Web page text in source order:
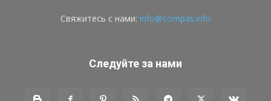
Свяжитесь с нами: info@compas.info
Следуйте за нами